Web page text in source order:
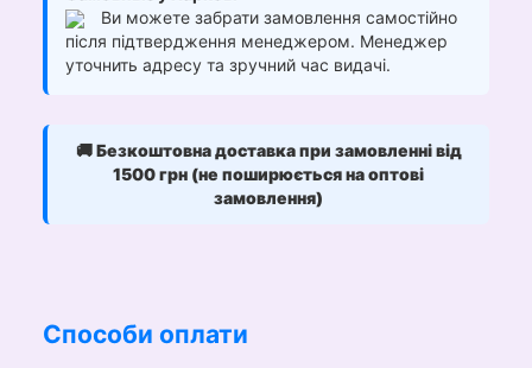
Ви можете забрати замовлення самостійно
після підтвердження менеджером. Менеджер
уточнить адресу та зручний час видачі.
🚚Безкоштовна доставка при замовленні від
1500 грн (не поширюється на оптові
замовлення)
Способи оплати